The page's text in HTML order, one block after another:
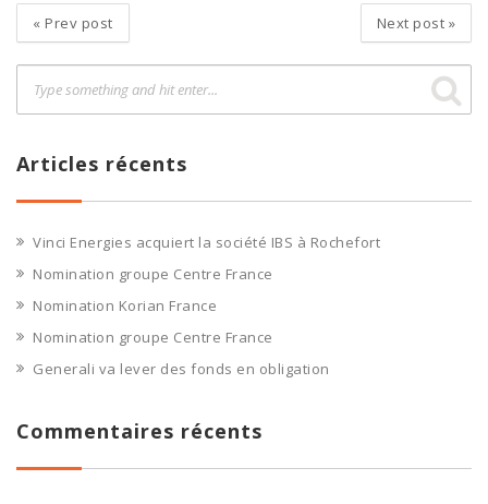
« Prev post Next post »
Articles récents
Vinci Energies acquiert la société IBS à Rochefort
Nomination groupe Centre France
Nomination Korian France
Nomination groupe Centre France
Generali va lever des fonds en obligation
Commentaires récents